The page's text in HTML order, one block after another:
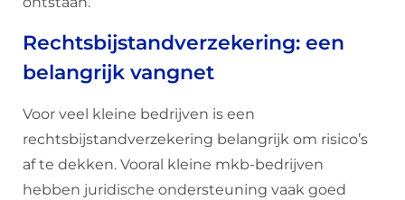
Rechtsbijstandverzekering: een
belangrijk vangnet
Voor veel kleine bedrijven is een
rechtsbijstandverzekering belangrijk om risico’s
af te dekken. Vooral kleine mkb-bedrijven
hebben juridische ondersteuning vaak goed